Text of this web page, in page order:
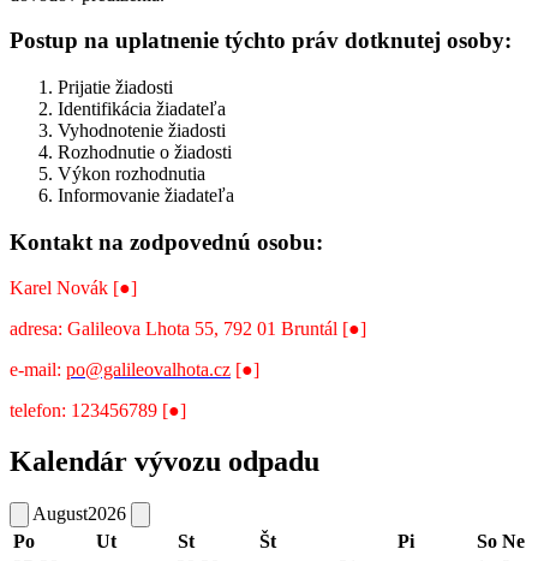
Postup na uplatnenie týchto práv dotknutej osoby:
Prijatie žiadosti
Identifikácia žiadateľa
Vyhodnotenie žiadosti
Rozhodnutie o žiadosti
Výkon rozhodnutia
Informovanie žiadateľa
Kontakt na zodpovednú osobu:
Karel Novák [●]
adresa: Galileova Lhota 55, 792 01 Bruntál [●]
e-mail: po@galileovalhota.cz [●]
telefon: 123456789 [●]
Kalendár vývozu odpadu
August2026
Po
Ut St Št Pi So Ne